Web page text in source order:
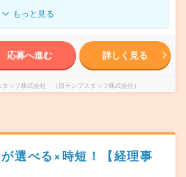
もっと見る
応募へ進む 詳しく見る
ッフ株式会社 （旧テンプスタッフ株式会社）
選べる×時短！【経理事